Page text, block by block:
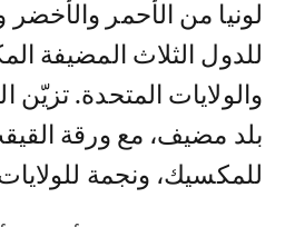
لونيا من الأحمر والأخضر
للدول الثلاث المضيفة
والولايات المتحدة. تزيّن
بلد مضيف، مع ورقة
للمكسيك، ونجمة